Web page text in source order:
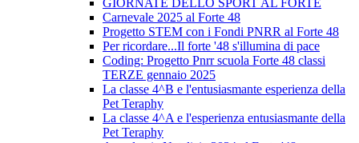
GIORNATE DELLO SPORT AL FORTE
Carnevale 2025 al Forte 48
Progetto STEM con i Fondi PNRR al Forte 48
Per ricordare...Il forte '48 s'illumina di pace
Coding: Progetto Pnrr scuola Forte 48 classi
TERZE gennaio 2025
La classe 4^B e l'entusiasmante esperienza della
Pet Teraphy
La classe 4^A e l'esperienza entusiasmante della
Pet Teraphy